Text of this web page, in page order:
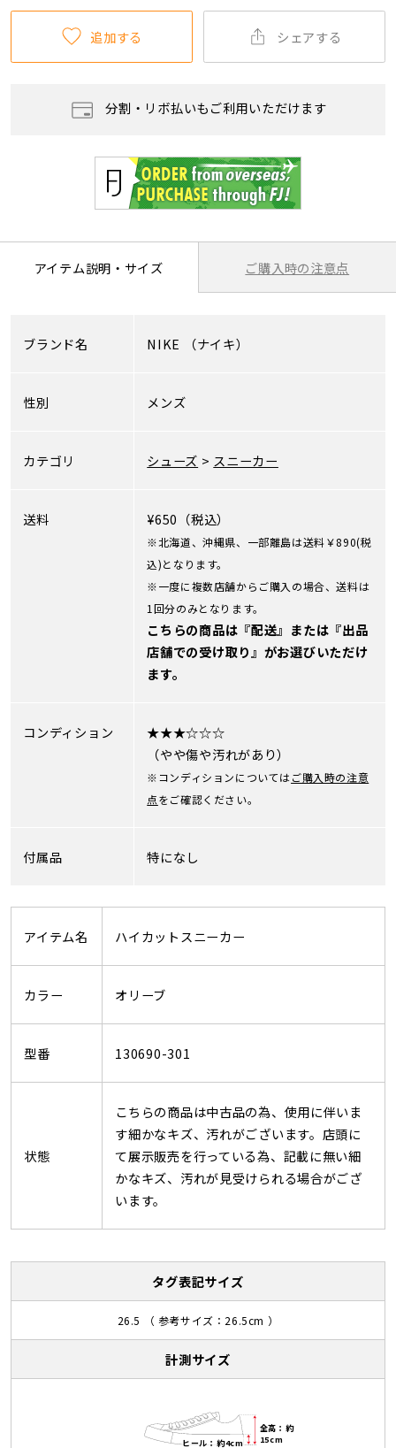
追加する シェアする
分割・リボ払いもご利用いただけます
アイテム説明・サイズ ご購入時の注意点
ブランド名 NIKE （ナイキ）
性別 メンズ
カテゴリ シューズ > スニーカー
送料 ¥650（税込）
※北海道、沖縄県、一部離島は送料￥890(税
込)となります。
※一度に複数店舗からご購入の場合、送料は
1回分のみとなります。
こちらの商品は『配送』または『出品
店舗での受け取り』がお選びいただけ
ます。
コンディション
★★★☆☆☆
（やや傷や汚れがあり）
※コンディションについてはご購入時の注意
点をご確認ください。
付属品 特になし
アイテム名 ハイカットスニーカー
カラー オリーブ
型番 130690-301
状態
こちらの商品は中古品の為、使用に伴いま
す細かなキズ、汚れがございます。店頭に
て展示販売を行っている為、記載に無い細
かなキズ、汚れが見受けられる場合がござ
います。
タグ表記サイズ
26.5 （ 参考サイズ：26.5cm ）
計測サイズ
全高：約
15cm
ヒール：約4cm